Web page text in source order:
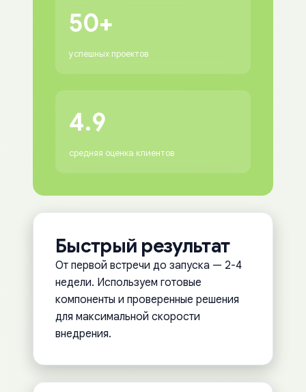
50+
успешных проектов
4.9
средняя оценка клиентов
Быстрый результат
От первой встречи до запуска — 2-4
недели. Используем готовые
компоненты и проверенные решения
для максимальной скорости
внедрения.